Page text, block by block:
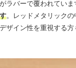
ラバーで覆われていま
。レッドメタリック
ザイン性を重視する